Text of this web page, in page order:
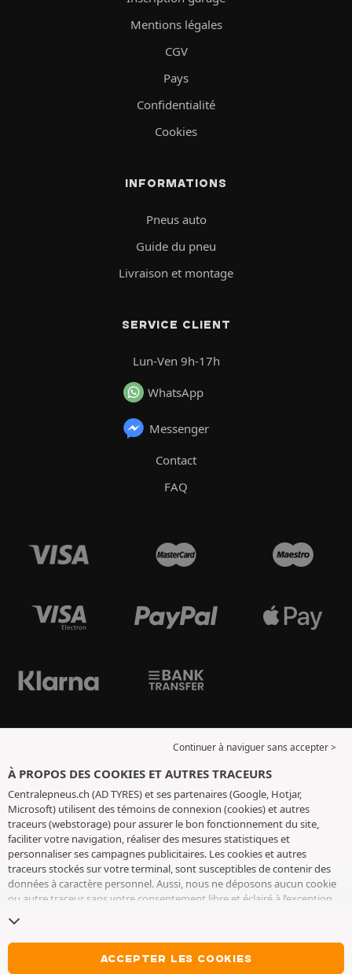
Mentions légales
CGV
Pays
Confidentialité
Cookies
INFORMATIONS
Pneus auto
Guide du pneu
Livraison et montage
SERVICE CLIENT
Lun-Ven 9h-17h
WhatsApp
Messenger
Contact
FAQ
Continuer à naviguer sans accepter >
À PROPOS DES COOKIES ET AUTRES TRACEURS
Centralepneus.ch (AD TYRES) et ses partenaires (Google, Hotjar,
Microsoft) utilisent des témoins de connexion (cookies) et autres
traceurs (webstorage) pour assurer le bon fonctionnement du site,
faciliter votre navigation, réaliser des mesures statistiques et
personnaliser ses campagnes publicitaires. Les cookies et autres
traceurs stockés sur votre terminal, sont susceptibles de contenir des
données à caractère personnel. Aussi, nous ne déposons aucun cookie
ou autre traceur sans votre consentement libre et éclairé à l’exception
conservons votre choix pendant 6 mois. Vous pouvez retirer votre
consentement à tout moment en vous rendant sur lapage cookies et
. Vous pouvez choisir de continuer à naviguer sans
ACCEPTER LES COOKIES